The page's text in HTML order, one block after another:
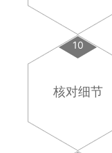
10
核对细节